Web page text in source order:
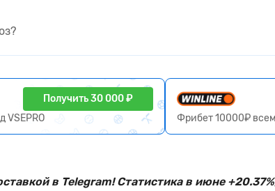
Получить 30 000 ₽
VSEPRO
Фрибет 10000₽
в Telegram! Статистика в июне